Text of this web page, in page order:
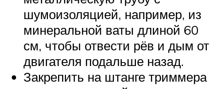
шумоизоляцией, например, из
минеральной ваты длиной 60
см, чтобы отвести рёв и дым от
двигателя подальше назад.
Закрепить на штанге триммера